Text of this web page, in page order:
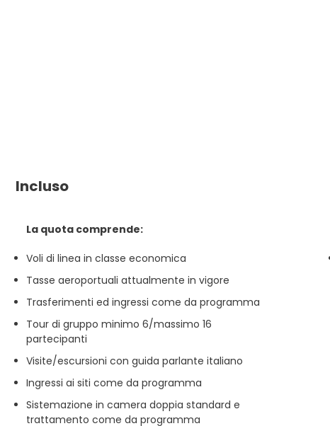
Incluso
La quota comprende:
Voli di linea in classe economica
Tasse aeroportuali attualmente in vigore
Trasferimenti ed ingressi come da programma
Tour di gruppo minimo 6/massimo 16
partecipanti
Visite/escursioni con guida parlante italiano
Ingressi ai siti come da programma
Sistemazione in camera doppia standard e
trattamento come da programma